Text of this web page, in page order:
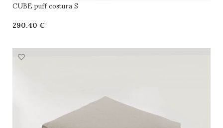
CUBE puff costura S
€